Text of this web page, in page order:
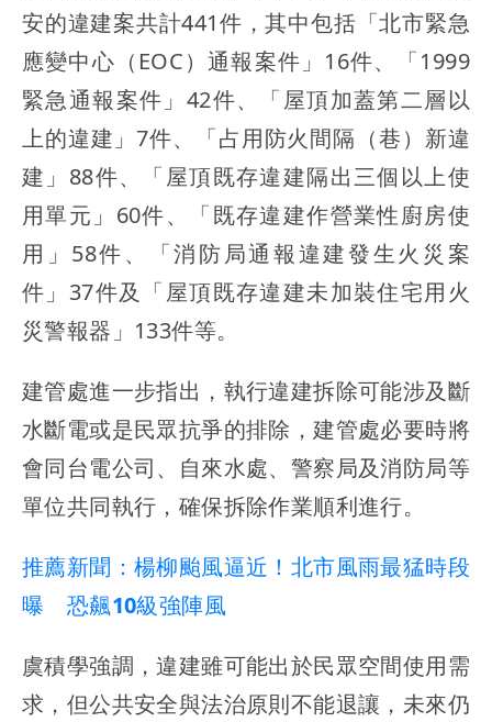
安的違建案共計441件，其中包括「北市緊急
應變中心（EOC）通報案件」16件、「1999
緊急通報案件」42件、「屋頂加蓋第二層以
上的違建」7件、「占用防火間隔（巷）新違
建」88件、「屋頂既存違建隔出三個以上使
用單元」60件、「既存違建作營業性廚房使
用」58件、「消防局通報違建發生火災案
件」37件及「屋頂既存違建未加裝住宅用火
災警報器」133件等。
建管處進一步指出，執行違建拆除可能涉及斷
水斷電或是民眾抗爭的排除，建管處必要時將
會同台電公司、自來水處、警察局及消防局等
單位共同執行，確保拆除作業順利進行。
推薦新聞：楊柳颱風逼近！北市風雨最猛時段
曝 恐飆10級強陣風
虞積學強調，違建雖可能出於民眾空間使用需
求，但公共安全與法治原則不能退讓，未來仍